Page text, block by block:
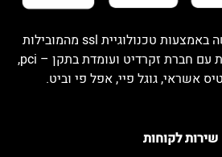
שירות לקוחות
אתרינו מאובטח לרכישה באמצעות טכנולוגיית ssl מהמובילות
בעולם. הסליקה מתבצעת עם חברת זקרדיט ועומדת בתקן – pci,
אשראי, גוגל פיי, אפל פי וביט.